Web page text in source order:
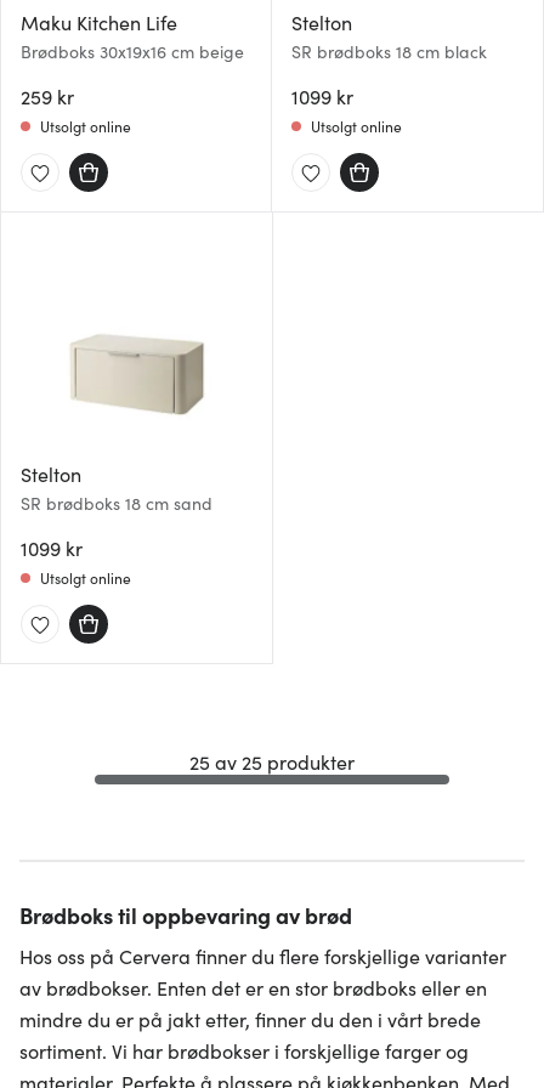
annonsering og analysearbeid, som kan kombinere den
med annen informasjon du har gjort tilgjengelig for dem,
eller som de har samlet inn gjennom din bruk av
tjenestene deres.
Maku Kitchen Life
Brødboks 30x19x16 cm beige
259 kr
Utsolgt online
Stelton
SR brødboks 18 cm black
1099 kr
Utsolgt online
Stelton
SR brødboks 18 cm sand
1099 kr
Utsolgt online
25 av 25 produkter
Brødboks til oppbevaring av brød
Hos oss på Cervera finner du flere forskjellige varianter
av brødbokser. Enten det er en stor brødboks eller en
mindre du er på jakt etter, finner du den i vårt brede
sortiment. Vi har brødbokser i forskjellige farger og
materialer. Perfekte å plassere på kjøkkenbenken. Med